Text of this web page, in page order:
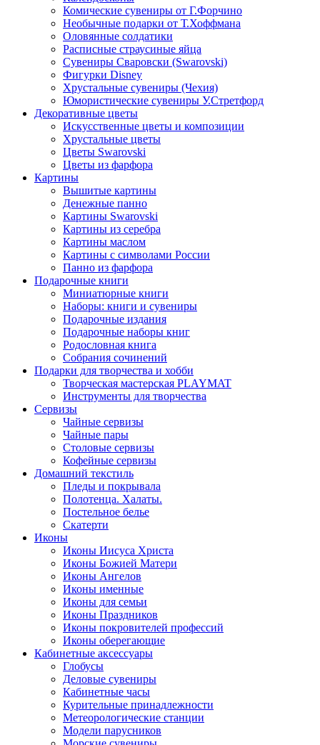
Комические сувениры от Г.Форчино
Необычные подарки от Т.Хоффмана
Оловянные солдатики
Расписные страусиные яйца
Сувениры Сваровски (Swarovski)
Фигурки Disney
Хрустальные сувениры (Чехия)
Юмористические сувениры У.Стретфорд
Декоративные цветы
Искусственные цветы и композиции
Хрустальные цветы
Цветы Swarovski
Цветы из фарфора
Картины
Вышитые картины
Денежные панно
Картины Swarovski
Картины из серебра
Картины маслом
Картины с символами России
Панно из фарфора
Подарочные книги
Миниатюрные книги
Наборы: книги и сувениры
Подарочные издания
Подарочные наборы книг
Родословная книга
Собрания сочинений
Подарки для творчества и хобби
Творческая мастерская PLAYMAT
Инструменты для творчества
Cервизы
Чайные сервизы
Чайные пары
Столовые сервизы
Кофейные сервизы
Домашний текстиль
Пледы и покрывала
Полотенца. Халаты.
Постельное белье
Скатерти
Иконы
Иконы Иисуса Христа
Иконы Божией Матери
Иконы Ангелов
Иконы именные
Иконы для семьи
Иконы Праздников
Иконы покровителей профессий
Иконы оберегающие
Кабинетные аксессуары
Глобусы
Деловые сувениры
Кабинетные часы
Курительные принадлежности
Метеорологические станции
Модели парусников